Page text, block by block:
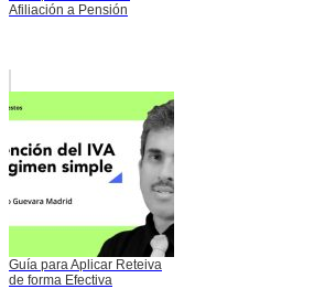
Afiliación a Pensión
Guía para Aplicar Reteiva
de forma Efectiva